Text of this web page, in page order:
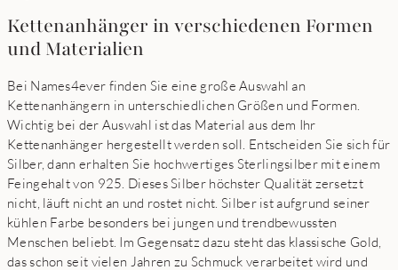
Kettenanhänger in verschiedenen Formen
und Materialien
Bei Names4ever finden Sie eine große Auswahl an
Kettenanhängern in unterschiedlichen Größen und Formen.
Wichtig bei der Auswahl ist das Material aus dem Ihr
Kettenanhänger hergestellt werden soll. Entscheiden Sie sich für
Silber, dann erhalten Sie hochwertiges Sterlingsilber mit einem
Feingehalt von 925. Dieses Silber höchster Qualität zersetzt
nicht, läuft nicht an und rostet nicht. Silber ist aufgrund seiner
kühlen Farbe besonders bei jungen und trendbewussten
Menschen beliebt. Im Gegensatz dazu steht das klassische Gold,
das schon seit vielen Jahren zu Schmuck verarbeitet wird und